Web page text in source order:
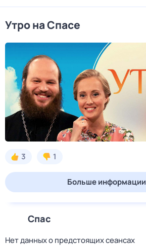
Утро на Спасе
3 1
Больше информации
Спас
Нет данных о предстоящих сеансах